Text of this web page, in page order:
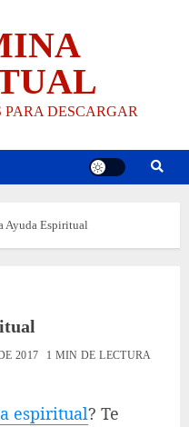
PARA DESCARGAR
Ayuda Espiritual
2017 1 MIN DE LECTURA
espiritual? Te